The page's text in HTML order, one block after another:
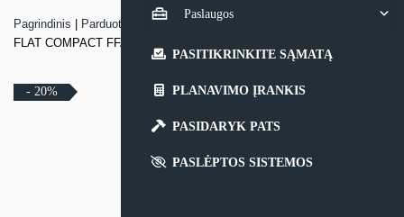
Paslaugos
PASITIKRINKITE SĄMATĄ
PLANAVIMO ĮRANKIS
PASIDARYK PATS
PASLĖPTOS SISTEMOS
Pagrindinis Parduotuvė
Kasetinis oro kondicionierius Daikin FULLY
FLAT COMPACT FFA-A9 (SKYAIR)
- 20%